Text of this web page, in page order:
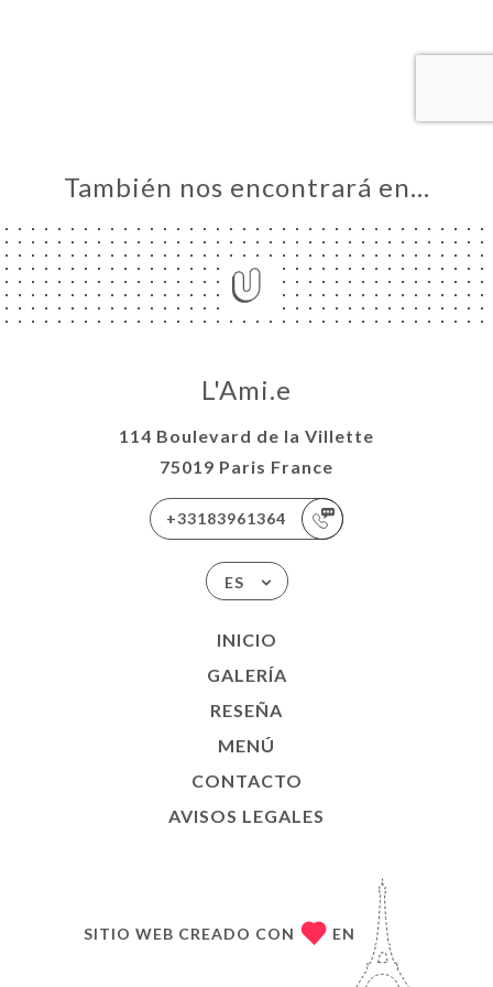
También nos encontrará en…
L'Ami.e
114 Boulevard de la Villette
75019 Paris France
+33183961364
ES
INICIO
GALERÍA
RESEÑA
MENÚ
CONTACTO
AVISOS LEGALES
SITIO WEB CREADO CON EN